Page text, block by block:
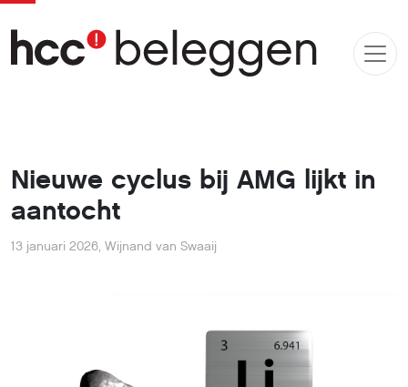
Nieuwe cyclus bij AMG lijkt in
aantocht
13 januari 2026, Wijnand van Swaaij